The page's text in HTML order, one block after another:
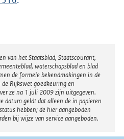
van het Staatsblad, Staatscourant,
waterschapsblad en blad
de formele bekendmakingen in de
Rijkswet goedkeuring en
ze na 1 juli 2009 zijn uitgegeven.
datum geldt dat alleen de in papieren
hebben; de hier aangeboden
bij wijze van service aangeboden.